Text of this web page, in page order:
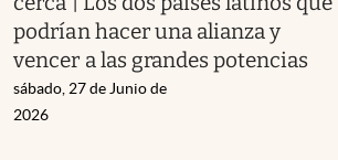
podrían hacer una alianza y
vencer a las grandes potencias
sábado, 27 de Junio de
2026